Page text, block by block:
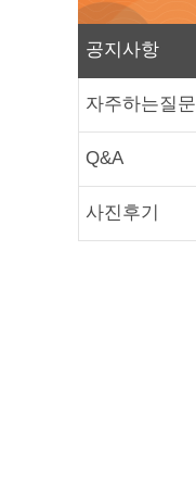
공지사항
자주하는질문
Q&A
사진후기